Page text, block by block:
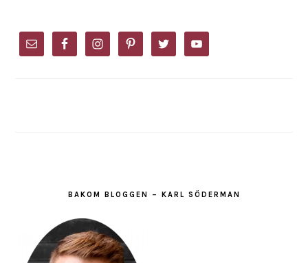
SIDEBAR
BAKOM BLOGGEN – KARL SÖDERMAN